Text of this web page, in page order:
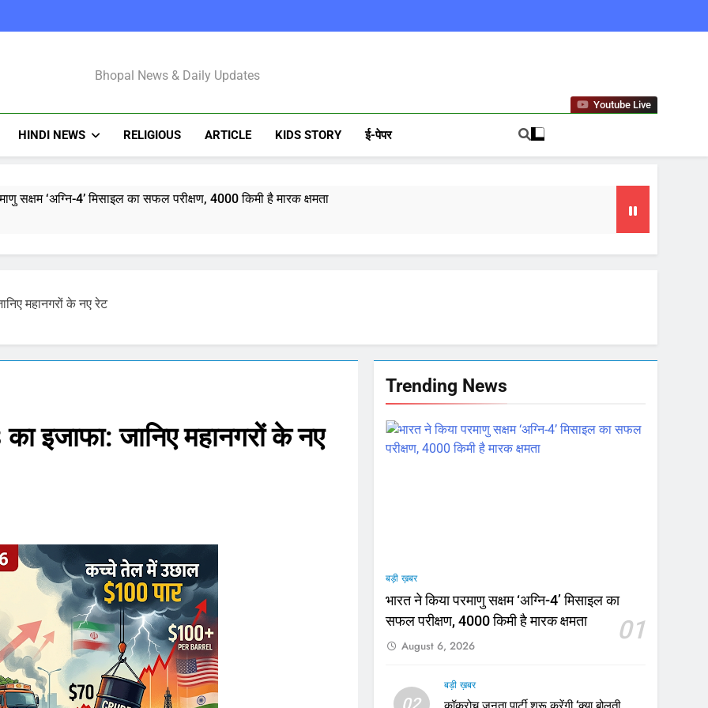
Bhopal Latest News In Hindi
Bhopal News & Daily Updates
Youtube Live
HINDI NEWS RELIGIOUS ARTICLE KIDS STORY ई-पेपर
सक्षम ‘अग्नि-4’ मिसाइल का सफल परीक्षण, 4000 किमी है मारक क्षमता
Price Today : सोने और चांदी के दामों में भारी उछाल, जानिए 5 अगस्त के ताजा भाव
Today: सेंसेक्स 500 अंक उछला, निफ्टी 24,600 के पार, रुपया भी मजबूत
महानगरों के नए रेट
इजाफा: जानिए महानगरों के नए
Trending News
बड़ी ख़बर
भारत ने किया परमाणु सक्षम ‘अग्नि-4’ मिसाइल का
सफल परीक्षण, 4000 किमी है मारक क्षमता
01
August 6, 2026
02
बड़ी ख़बर